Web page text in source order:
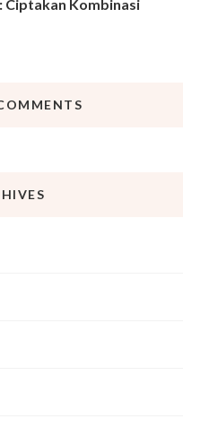
Ciptakan Kombinasi